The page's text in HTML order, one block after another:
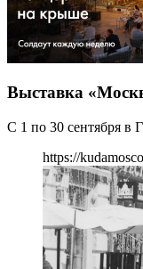
Выставка
С 1 по 30 сентября в
https://